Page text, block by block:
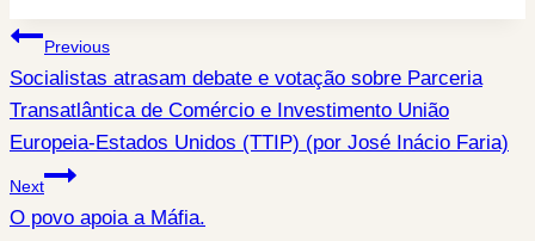
Post
navigation
Previous
Socialistas atrasam debate e votação sobre Parceria
Transatlântica de Comércio e Investimento União
Europeia-Estados Unidos (TTIP) (por José Inácio Faria)
Next
O povo apoia a Máfia.